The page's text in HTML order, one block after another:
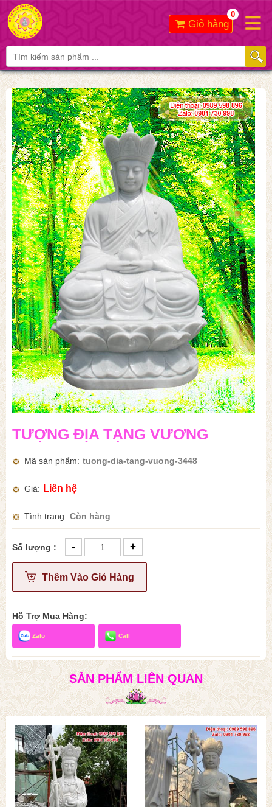
Giỏ hàng
0
TƯỢNG ĐỊA TẠNG VƯƠNG
Mã sản phẩm tuong-dia-tang-vuong-3448
Giá Liên hệ
Tình trạng Còn hàng
Số lượng : - +
Thêm Vào Giỏ Hàng
Hỗ Trợ Mua Hàng:
Zalo Call
SẢN PHẨM LIÊN QUAN